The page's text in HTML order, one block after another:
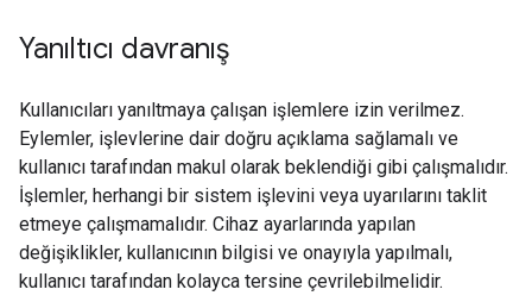
Yanıltıcı davranış
Kullanıcıları yanıltmaya çalışan işlemlere izin verilmez.
Eylemler, işlevlerine dair doğru açıklama sağlamalı ve
kullanıcı tarafından makul olarak beklendiği gibi çalışmalıdır.
İşlemler, herhangi bir sistem işlevini veya uyarılarını taklit
etmeye çalışmamalıdır. Cihaz ayarlarında yapılan
değişiklikler, kullanıcının bilgisi ve onayıyla yapılmalı,
kullanıcı tarafından kolayca tersine çevrilebilmelidir.